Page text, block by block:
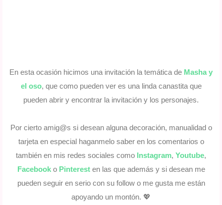
En esta ocasión hicimos una invitación la temática de Masha y
el oso, que como pueden ver es una linda canastita que
pueden abrir y encontrar la invitación y los personajes.
Por cierto amig@s si desean alguna decoración, manualidad o
tarjeta en especial haganmelo saber en los comentarios o
también en mis redes sociales como Instagram, Youtube,
Facebooko Pinterest en las que además y si desean me
pueden seguir en serio con su follow o me gusta me están
apoyando un montón. 💖